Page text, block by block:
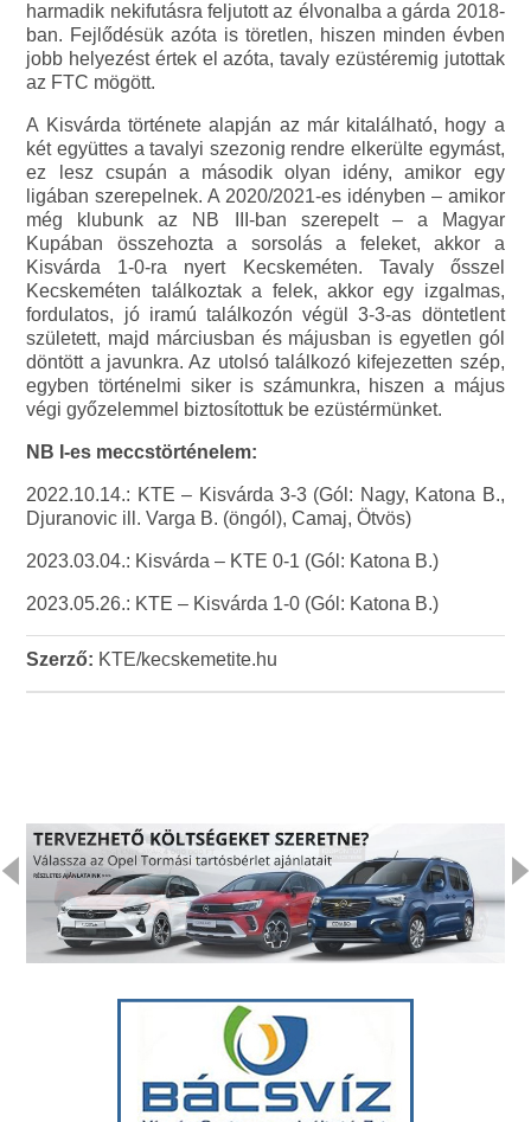
harmadik nekifutásra feljutott az élvonalba a gárda 2018-
ban. Fejlődésük azóta is töretlen, hiszen minden évben
jobb helyezést értek el azóta, tavaly ezüstéremig jutottak
az FTC mögött.
A Kisvárda története alapján az már kitalálható, hogy a
két együttes a tavalyi szezonig rendre elkerülte egymást,
ez lesz csupán a második olyan idény, amikor egy
ligában szerepelnek. A 2020/2021-es idényben – amikor
még klubunk az NB III-ban szerepelt – a Magyar
Kupában összehozta a sorsolás a feleket, akkor a
Kisvárda 1-0-ra nyert Kecskeméten. Tavaly ősszel
Kecskeméten találkoztak a felek, akkor egy izgalmas,
fordulatos, jó iramú találkozón végül 3-3-as döntetlent
született, majd márciusban és májusban is egyetlen gól
döntött a javunkra. Az utolsó találkozó kifejezetten szép,
egyben történelmi siker is számunkra, hiszen a május
végi győzelemmel biztosítottuk be ezüstérmünket.
NB I-es meccstörténelem:
2022.10.14.: KTE – Kisvárda 3-3 (Gól: Nagy, Katona B.,
Djuranovic ill. Varga B. (öngól), Camaj, Ötvös)
2023.03.04.: Kisvárda – KTE 0-1 (Gól: Katona B.)
2023.05.26.: KTE – Kisvárda 1-0 (Gól: Katona B.)
Szerző: KTE/kecskemetite.hu